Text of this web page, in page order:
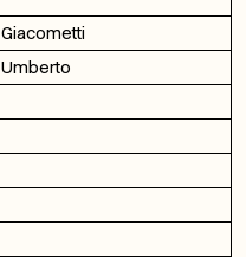
Giacometti
Umberto